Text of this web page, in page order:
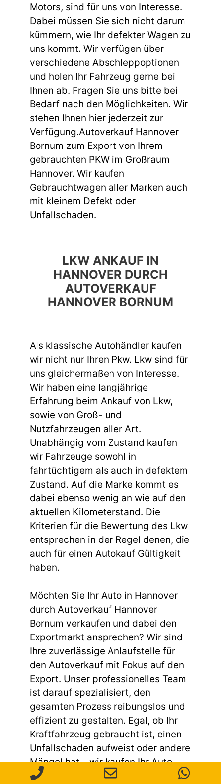
Motors, sind für uns von Interesse.
Dabei müssen Sie sich nicht darum
kümmern, wie Ihr defekter Wagen zu
uns kommt. Wir verfügen über
verschiedene Abschleppoptionen
und holen Ihr Fahrzeug gerne bei
Ihnen ab. Fragen Sie uns bitte bei
Bedarf nach den Möglichkeiten. Wir
stehen Ihnen hier jederzeit zur
Verfügung.Autoverkauf Hannover
Bornum zum Export von Ihrem
gebrauchten PKW im Großraum
Hannover. Wir kaufen
Gebrauchtwagen aller Marken auch
mit kleinem Defekt oder
Unfallschaden.
LKW ANKAUF IN
HANNOVER DURCH
AUTOVERKAUF
HANNOVER BORNUM
Als klassische Autohändler kaufen
wir nicht nur Ihren Pkw. Lkw sind für
uns gleichermaßen von Interesse.
Wir haben eine langjährige
Erfahrung beim Ankauf von Lkw,
sowie von Groß- und
Nutzfahrzeugen aller Art.
Unabhängig vom Zustand kaufen
wir Fahrzeuge sowohl in
fahrtüchtigem als auch in defektem
Zustand. Auf die Marke kommt es
dabei ebenso wenig an wie auf den
aktuellen Kilometerstand. Die
Kriterien für die Bewertung des Lkw
entsprechen in der Regel denen, die
auch für einen Autokauf Gültigkeit
haben.
Möchten Sie Ihr Auto in Hannover
durch Autoverkauf Hannover
Bornum verkaufen und dabei den
Exportmarkt ansprechen? Wir sind
Ihre zuverlässige Anlaufstelle für
den Autoverkauf mit Fokus auf den
Export. Unser professionelles Team
ist darauf spezialisiert, den
gesamten Prozess reibungslos und
effizient zu gestalten. Egal, ob Ihr
Kraftfahrzeug gebraucht ist, einen
Unfallschaden aufweist oder andere
Mängel hat – wir kaufen Ihr Auto
unkompliziert und schnell an.